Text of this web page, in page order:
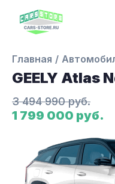
Главная
GEELY Atlas
3 494 990 руб.
1 799 000 руб.